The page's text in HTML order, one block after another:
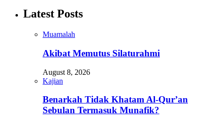
Latest Posts
Muamalah
Akibat Memutus Silaturahmi
August 8, 2026
Kajian
Benarkah Tidak Khatam Al-Qur’an
Sebulan Termasuk Munafik?